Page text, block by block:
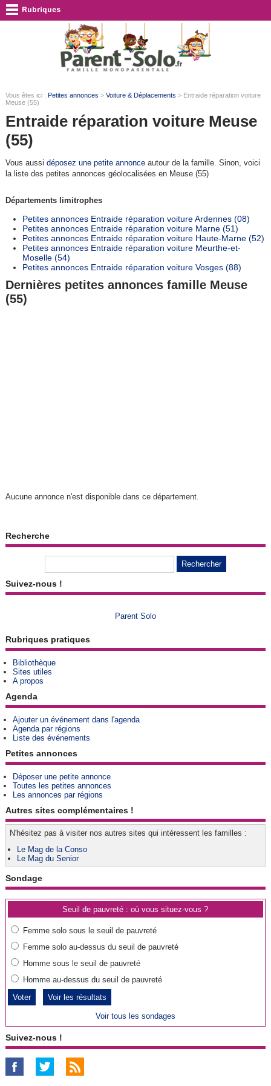
Vous êtes ici : Petites annonces > Voiture & Déplacements > Entraide réparation voiture
Meuse (55)
Entraide réparation voiture Meuse
(55)
Vous aussi déposez une petite annonceautour de la famille. Sinon, voici
la liste des petites annonces géolocalisées en Meuse (55)
Départements limitrophes
Petites annonces Entraide réparation voiture Ardennes (08)
Petites annonces Entraide réparation voiture Marne (51)
Petites annonces Entraide réparation voiture Haute-Marne (52)
Petites annonces Entraide réparation voiture Meurthe-et-
Moselle (54)
Petites annonces Entraide réparation voiture Vosges (88)
Dernières petites annonces famille Meuse
(55)
Aucune annonce n'est disponible dans ce département.
Recherche
Suivez-nous !
Parent Solo
Rubriques pratiques
Bibliothèque
Sites utiles
A propos
Agenda
Ajouter un événement dans l'agenda
Agenda par régions
Liste des événements
Petites annonces
Déposer une petite annonce
Toutes les petites annonces
Les annonces par régions
Autres sites complémentaires !
N'hésitez pas à visiter nos autres sites qui intéressent les familles :
Le Mag de la Conso
Le Mag du Senior
Sondage
Seuil de pauvreté : où vous situez-vous ?
Femme solo sous le seuil de pauvreté
Femme solo au-dessus du seuil de pauvreté
Homme sous le seuil de pauvreté
Homme au-dessus du seuil de pauvreté
Voir les résultats
Voir tous les sondages
Suivez-nous !